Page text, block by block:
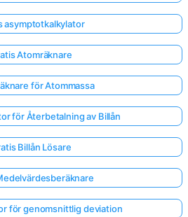
asymptotkalkylator
Atomräknare
för Atommassa
för Återbetalning av Billån
Billån Lösare
för genomsnittlig deviation